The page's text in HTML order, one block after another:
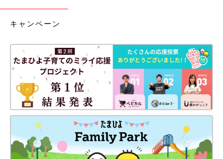
キャンペーン